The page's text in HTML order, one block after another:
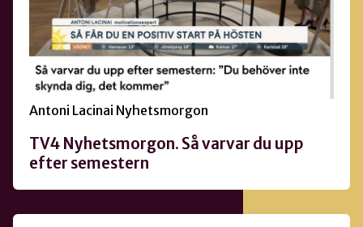
Antoni Lacinai Nyhetsmorgon
TV4 Nyhetsmorgon. Så varvar du upp
efter semestern